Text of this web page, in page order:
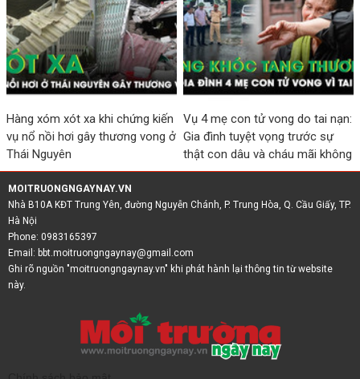
Hàng xóm xót xa khi chứng kiến
vụ nổ nồi hơi gây thương vong ở
Thái Nguyên
Vụ 4 mẹ con tử vong do tai nạn:
Gia đình tuyệt vọng trước sự
thật con dâu và cháu mãi không
trở về
MOITRUONGNGAYNAY.VN
Nhà B10A KĐT Trung Yên, đường Nguyễn Chánh, P. Trung Hòa, Q. Cầu Giấy, TP.
Hà Nội
Phone: 0983165397
Email: bbt.moitruongngaynay@gmail.com
Ghi rõ nguồn "moitruongngaynay.vn" khi phát hành lại thông tin từ website
này.